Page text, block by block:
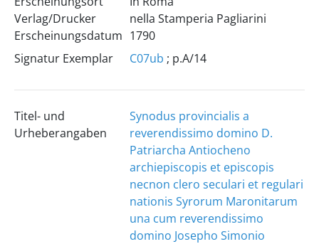
Verlag/Drucker
Erscheinungsdatum
nella Stamperia Pagliarini
1790
Signatur Exemplar
C07ub ; p.A/14
Titel- und
Urheberangaben
Synodus provincialis a
reverendissimo domino D.
Patriarcha Antiocheno
archiepiscopis et episcopis
necnon clero seculari et regulari
nationis Syrorum Maronitarum
una cum reverendissimo
domino Josepho Simonio